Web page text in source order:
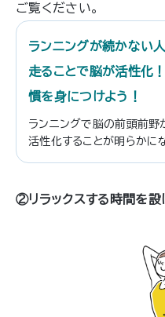
ご覧ください。
ランニングが続かない
走ることで脳が活性化
慣を身につけよう！
ランニングで脳の前頭前野
活性化することが明らかにな
が、多くの方が走る習慣を
すれば走る習慣を身につけ
②リラックスする時間を設